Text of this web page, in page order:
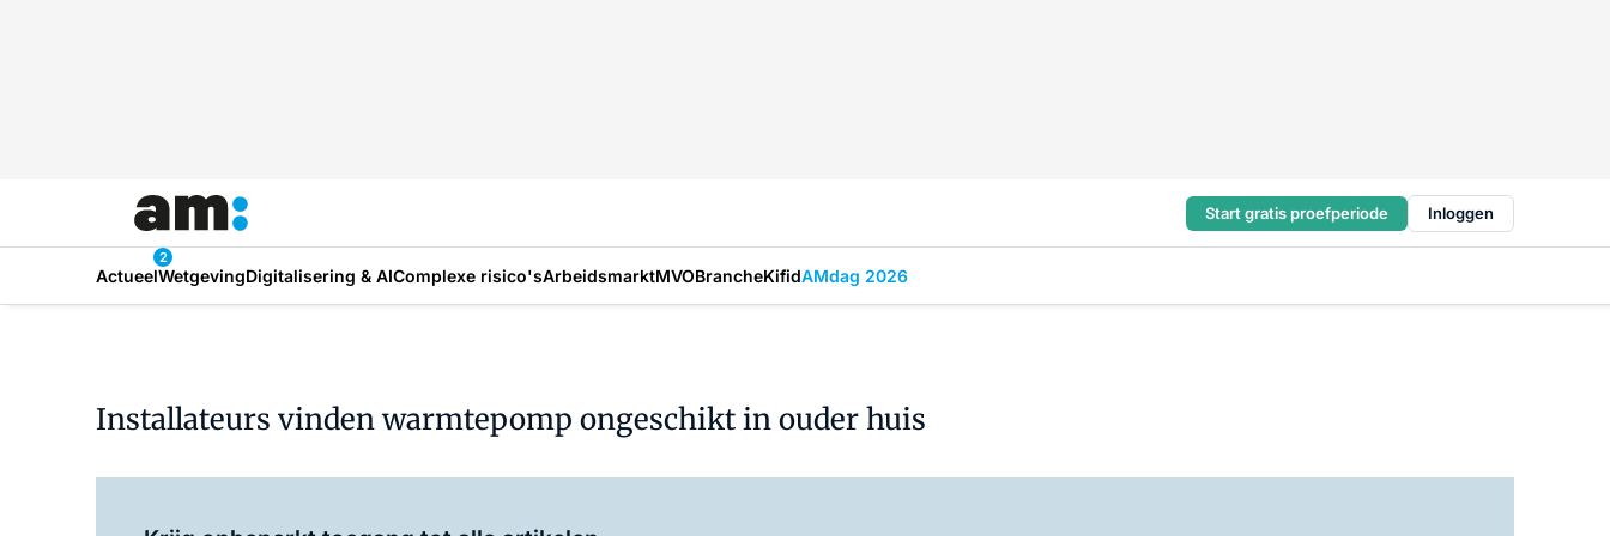
Start gratis proefperiode Inloggen
Actueel
2
WetgevingDigitalisering & AIComplexe risico'sArbeidsmarktMVOBrancheKifidAMdag 2026
Installateurs vinden warmtepomp ongeschikt in ouder huis